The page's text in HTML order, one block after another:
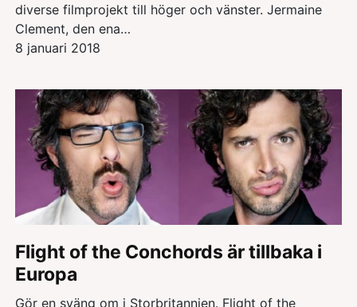
diverse filmprojekt till höger och vänster. Jermaine
Clement, den ena…
8 januari 2018
Flight of the Conchords är tillbaka i
Europa
Gör en sväng om i Storbritannien. Flight of the